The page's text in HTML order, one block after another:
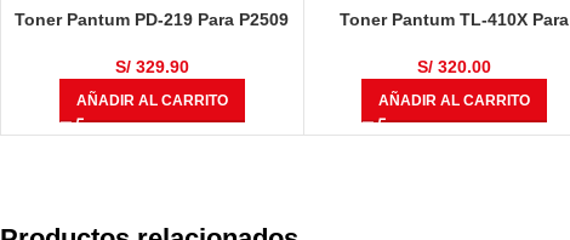
Toner Pantum PD-219 Para P2509
M6559 Negro 1.600 Páginas
S/329.90
AÑADIR AL CARRITO
Toner Pantum TL-410X Para
M6800 / M7200 / M7300 Negro
6,000 Páginas
S/ 320.00
AÑADIR AL CARRITO